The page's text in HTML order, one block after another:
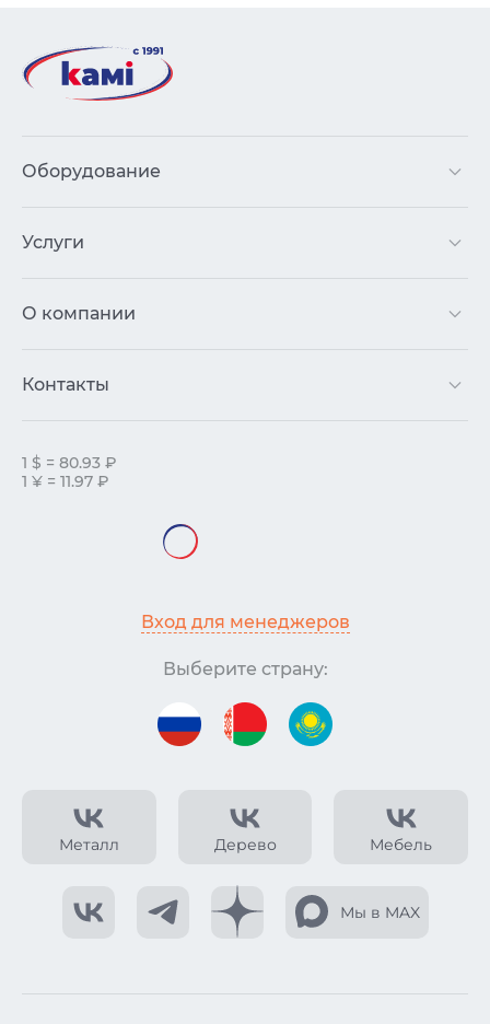
Металл Дерево Мебель
Мы в MAX
Оборудование
Услуги
О компании
Контакты
1 $ = 80.93 ₽
1 ¥ = 11.97 ₽
Вход для менеджеров
Выберите страну: